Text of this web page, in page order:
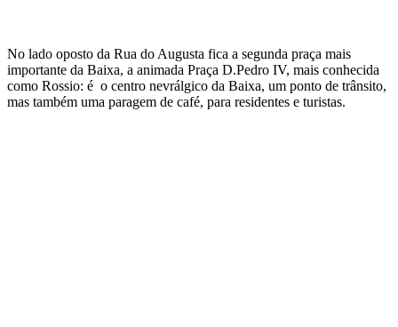
No lado oposto da Rua do Augusta fica a segunda praça mais
importante da Baixa, a animada Praça D.Pedro IV, mais conhecida
como Rossio: é o centro nevrálgico da Baixa, um ponto de trânsito,
mas também uma paragem de café, para residentes e turistas.